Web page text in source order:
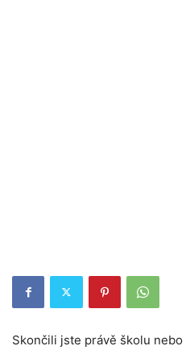
Skončili jste právě školu nebo